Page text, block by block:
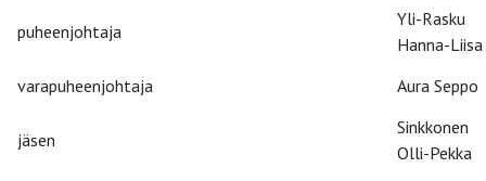
puheenjohtaja
Yli-Rasku
Hanna-Liisa
varapuheenjohtaja
Aura Seppo
jäsen
Sinkkonen
Olli-Pekka